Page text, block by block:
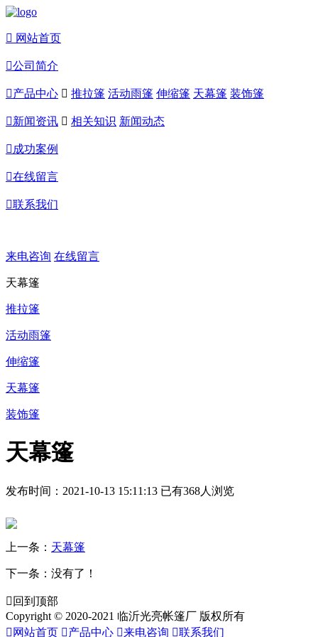
 网站首页
公司简介
产品中心  推拉篷 活动雨篷 伸缩篷 天幕篷 装饰篷
新闻资讯  相关知识 新闻动态
 成功案例
在线留言
联系我们
来电咨询 在线留言
天幕篷
推拉篷
活动雨篷
伸缩篷
天幕篷
装饰篷
天幕篷
发布时间：2021-10-13 15:11:13 已有368人浏览
上一条： 天幕篷
下一条：没有了！
 回到顶部
Copyright © 2020-2021 临沂光亮帐篷厂 版权所有
 网站首页 产品中心 来电咨询 联系我们